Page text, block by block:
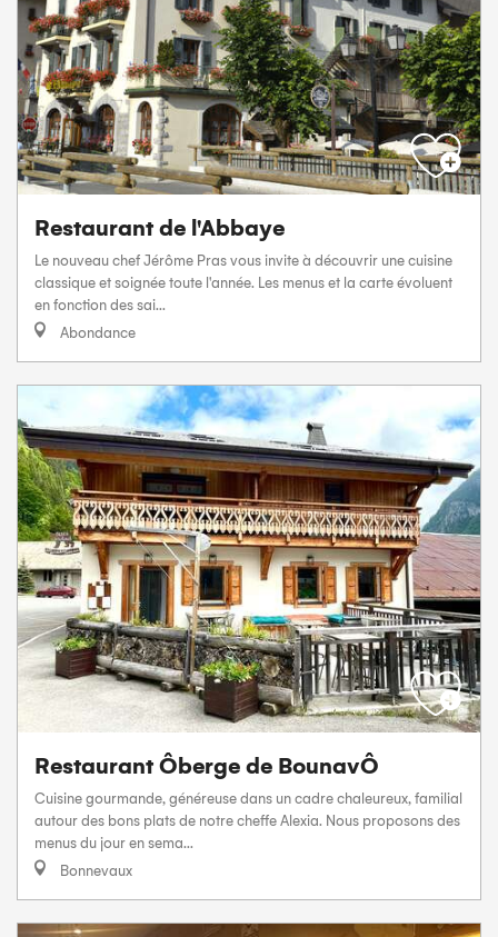
Restaurant de l'Abbaye
Le nouveau chef Jérôme Pras vous invite à découvrir une cuisine
classique et soignée toute l'année. Les menus et la carte évoluent
en fonction des sai...
Abondance
Restaurant Ôberge de BounavÔ
Cuisine gourmande, généreuse dans un cadre chaleureux, familial
autour des bons plats de notre cheffe Alexia. Nous proposons des
menus du jour en sema...
Bonnevaux